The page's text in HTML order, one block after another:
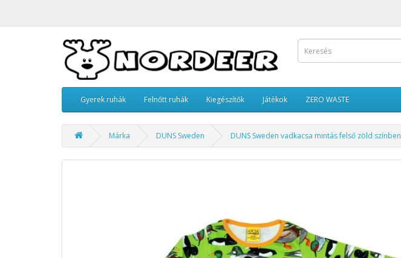
Gyerek ruhák Felnőtt ruhák Kiegészítők Játékok ZERO WASTE
Márka DUNS Sweden DUNS Sweden vadkacsa mintás felső zöld színben